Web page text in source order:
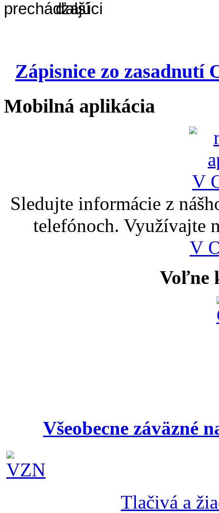
Zápisnice zo zasadnutí
Mobilná aplikácia
Sledujte informácie z
telefónoch. Využívajte
V
Voľne
Všeobecne záväzné
Tlačivá a